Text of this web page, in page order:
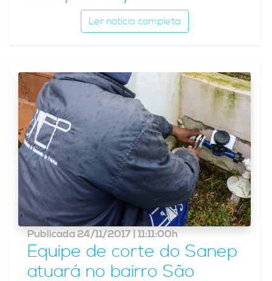
Ler notícia completa
Publicada 24/11/2017 | 11:11:00h
Equipe de corte do Sanep
atuará no bairro São